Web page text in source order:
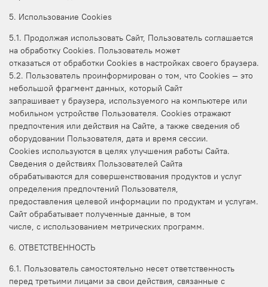
5. Использование Cookies
5.1. Продолжая использовать Сайт, Пользователь соглашается
на обработку Cookies. Пользователь может
отказаться от обработки Cookies в настройках своего браузера.
5.2. Пользователь проинформирован о том, что Сookies — это
небольшой фрагмент данных, который Сайт
запрашивает у браузера, используемого на компьютере или
мобильном устройстве Пользователя. Cookies отражают
предпочтения или действия на Сайте, а также сведения об
оборудовании Пользователя, дата и время сессии.
Cookies используются в целях улучшения работы Сайта.
Сведения о действиях Пользователей Сайта
обрабатываются для совершенствования продуктов и услуг
определения предпочтений Пользователя,
предоставления целевой информации по продуктам и услугам.
Сайт обрабатывает полученные данные, в том
числе, с использованием метрических программ.
6. ОТВЕТСТВЕННОСТЬ
6.1. Пользователь самостоятельно несет ответственность
перед третьими лицами за свои действия, связанные с